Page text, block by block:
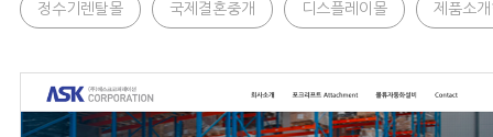
정수기렌탈몰 국제결혼중개 디스플레이몰 제품소